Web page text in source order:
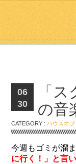
06
30
「
の音
CATEGORY :ハウスオ
今週もゴミが溜
に行く！」と言